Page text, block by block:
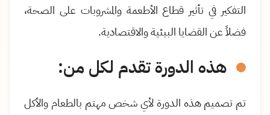
التفكير في تأثير قطاع الأطعمة والمشروبات على الصحة،
فضلاً عن القضايا البيئية والاقتصادية.
هذه الدورة تقدم لكل من:
تم تصميم هذه الدورة لأي شخص مهتم بالطعام والأكل